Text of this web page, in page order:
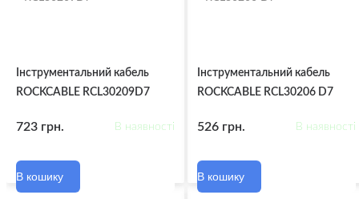
Інструментальний кабель
ROCKCABLE RCL30209D7
723 грн. В наявності
В кошику
Інструментальний кабель
ROCKCABLE RCL30206 D7
526 грн. В наявності
В кошику